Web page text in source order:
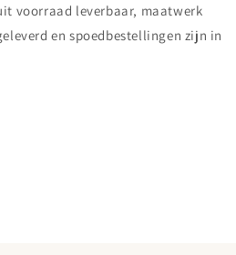
voorraad leverbaar, maatwerk
en spoedbestellingen zijn in